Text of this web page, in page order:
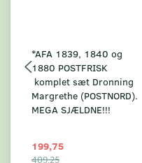
*AFA 1839, 1840 og
1880 POSTFRISK
komplet sæt Dronning
Margrethe (POSTNORD).
MEGA SJÆLDNE!!!
199,75
409,25